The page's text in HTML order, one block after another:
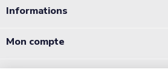
Informations
Mon compte